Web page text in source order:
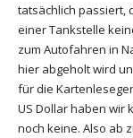
tatsächlich passiert,
einer Tankstelle
zum Autofahren in
hier abgeholt wird
für die
US Dollar haben wir
noch keine. Also ab